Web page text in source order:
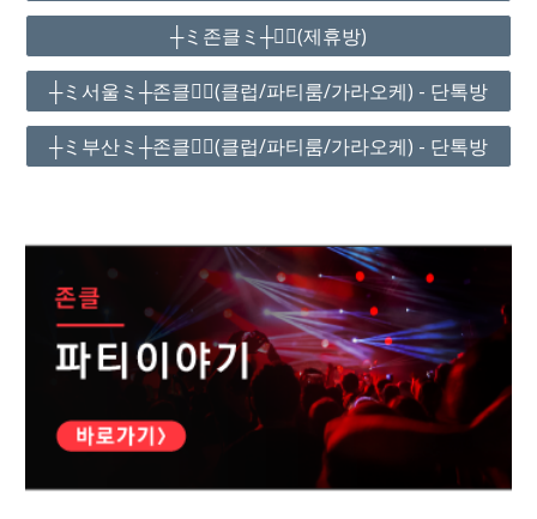
┼ミ존클ミ┼❤️‍🔥(제휴방)
┼ミ서울ミ┼존클❤️‍🔥(클럽/파티룸/가라오케) - 단톡방
┼ミ부산ミ┼존클❤️‍🔥(클럽/파티룸/가라오케) - 단톡방